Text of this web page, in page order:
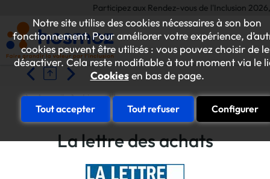
Notre site utilise des cookies nécessaires à son bon
fonctionnement. Pour améliorer votre expérience,
cookies peuvent être utilisés : vous pouvez choisir de
désactiver. Cela reste modifiable à tout moment via le
Cookiesen bas de page.
Tout accepter Tout refuser Configurer
Participez aux Rendez-vous de l'Inclusion
Accueil Liens utiles
La lettre des achats